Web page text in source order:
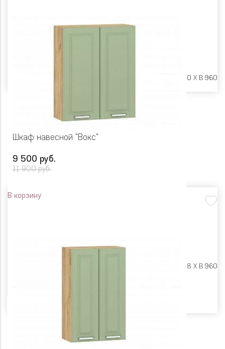
Ш 600 X Г 600 X В 960
Шкаф навесной "Вокс"
9 500 руб.
11 900 руб.
В корзину
Ш 800 X Г 318 X В 960